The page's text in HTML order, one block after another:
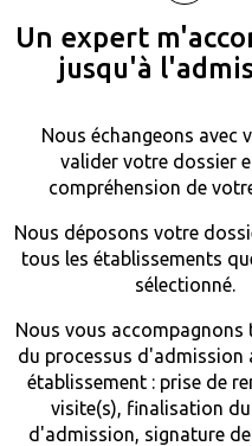
Un expert
jusqu'à
Nous échangeons avec
valider votre dossier
compréhension de
Nous déposons votre
tous les établissements
sélectionné.
Nous vous accompagnons
du processus d'admission
établissement : prise de
visite(s), finalisation
d'admission, signature